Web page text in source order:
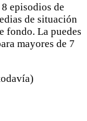
episodios de
de situación
fondo. La puedes
mayores de 7